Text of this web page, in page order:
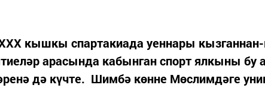
кышкы спартакиада уеннары
арасында кабынган спорт ялкыны бу
дә күчте. Шимбә көнне Мөслимдәге